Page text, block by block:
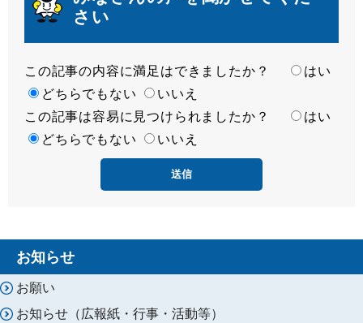
さい
満
足
度
この記事の内容に満足はできましたか？
はい
どちらでもない
いいえ
容
易
この記事は容易に見つけられましたか？
はい
どちらでもない
いいえ
お知らせ
お願い
お知らせ（広報紙・行事・活動等）